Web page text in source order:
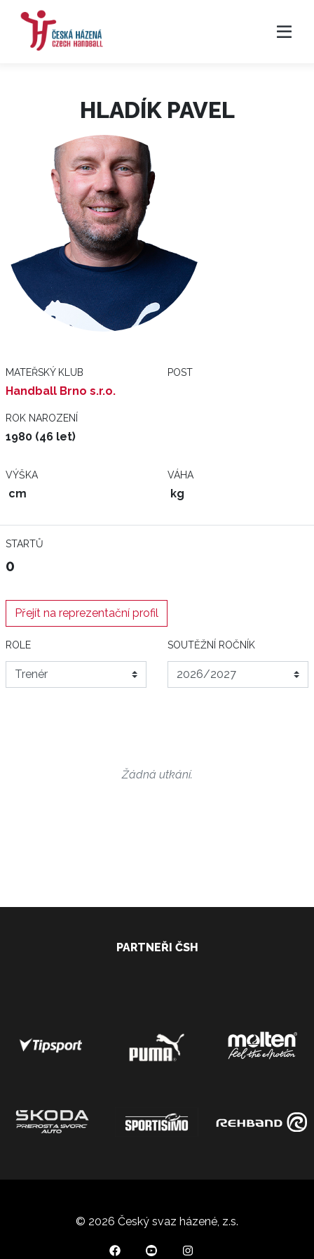
HLADÍK PAVEL
MATEŘSKÝ KLUB
Handball Brno s.r.o.
POST
ROK NAROZENÍ
1980 (46 let)
VÝŠKA
cm
VÁHA
kg
STARTŮ
0
Přejít na reprezentační profil
ROLE SOUTĚŽNÍ ROČNÍK
Žádná utkání.
PARTNEŘI ČSH
© 2026 Český svaz házené, z.s.